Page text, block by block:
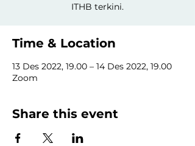
ITHB terkini.
Time & Location
13 Des 2022, 19.00 – 14 Des 2022, 19.00
Zoom
Share this event